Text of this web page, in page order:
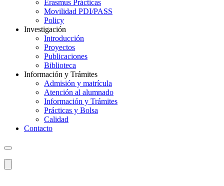
Erasmus Prácticas
Movilidad PDI/PASS
Policy
Investigación
Introducción
Proyectos
Publicaciones
Biblioteca
Información y Trámites
Admisión y matrícula
Atención al alumnado
Información y Trámites
Prácticas y Bolsa
Calidad
Contacto